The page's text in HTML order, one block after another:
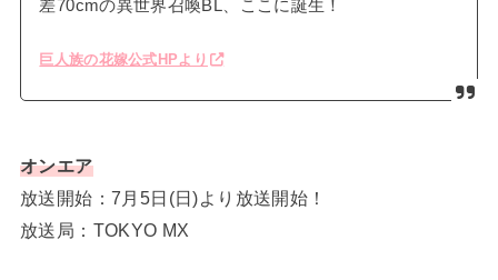
差70cmの異世界召喚BL、ここに誕生！
巨人族の花嫁公式HPより
オンエア
放送開始：7月5日(日)より放送開始！
放送局：TOKYO MX